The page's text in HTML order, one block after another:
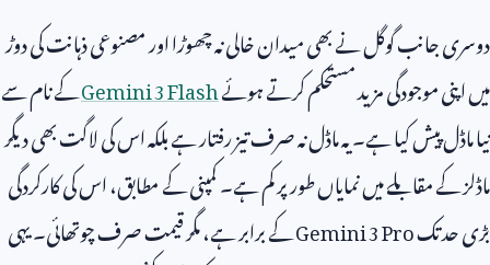
دوسری جانب گوگل نے بھی میدان خالی نہ چھوڑا اور مصنوعی ذہانت کی دوڑ
میں اپنی موجودگی مزید مستحکم کرتے ہوئےGemini 3 Flashکے نام سے
نیا ماڈل پیش کیا ہے۔ یہ ماڈل نہ صرف تیز رفتار ہے بلکہ اس کی لاگت بھی دیگر
ماڈلز کے مقابلے میں نمایاں طور پر کم ہے۔ کمپنی کے مطابق، اس کی کارکردگی
بڑی حد تکGemini 3 Proکے برابر ہے، مگر قیمت صرف چوتھائی۔ یہی